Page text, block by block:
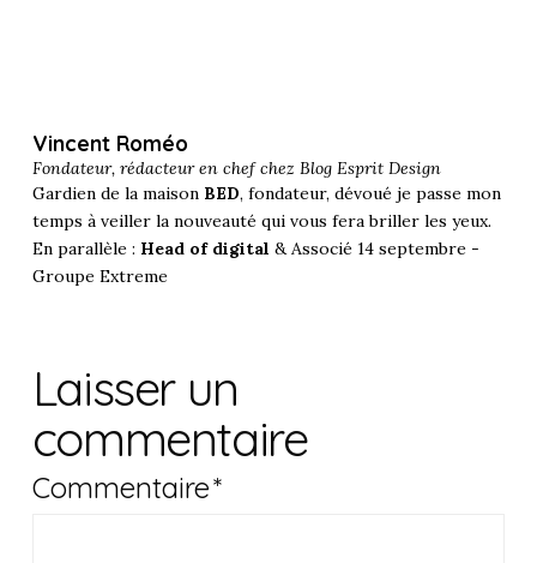
Vincent Roméo
Fondateur, rédacteur en chef chez Blog Esprit Design
Gardien de la maison BED, fondateur, dévoué je passe mon
temps à veiller la nouveauté qui vous fera briller les yeux.
En parallèle : Head of digital & Associé 14 septembre -
Groupe Extreme
Laisser un
commentaire
Commentaire*